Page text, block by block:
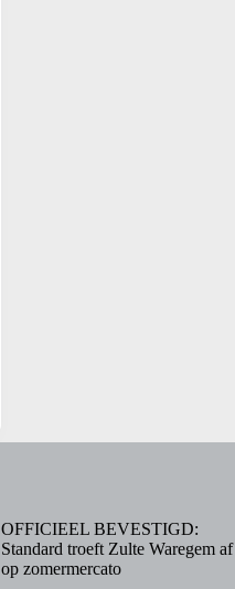
OFFICIEEL BEVESTIGD:
Standard troeft Zulte Waregem af
op zomermercato